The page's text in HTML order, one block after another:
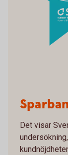
Det visar